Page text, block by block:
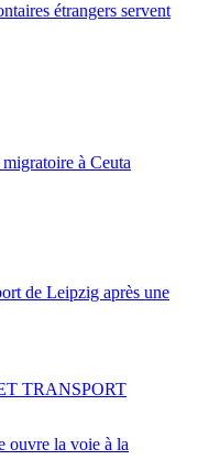
étrangers servent
à Ceuta
de Leipzig après une
ouvre la voie à la
TRANSPORT